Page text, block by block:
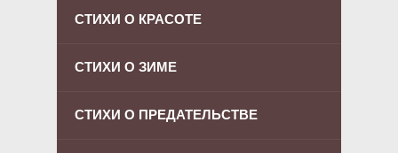
СТИХИ О КРАСОТЕ
СТИХИ О ЗИМЕ
СТИХИ О ПРЕДАТЕЛЬСТВЕ